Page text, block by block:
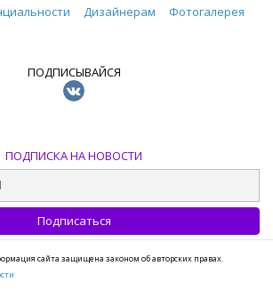
Дизайнерам
Фотогалерея
ПОДПИСЫВАЙСЯ
ПОДПИСКА НА НОВОСТИ
сайта защищена законом об авторских правах.